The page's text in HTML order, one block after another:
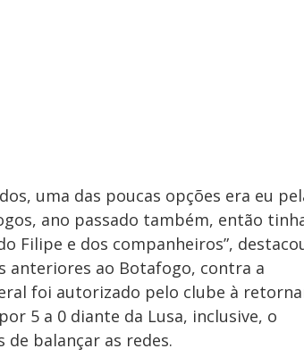
uma das poucas opções era eu
ano passado também, então
Filipe e dos companheiros”,
anteriores ao Botafogo, contra a
foi autorizado pelo clube à
5 a 0 diante da Lusa, inclusive, o
balançar as redes.